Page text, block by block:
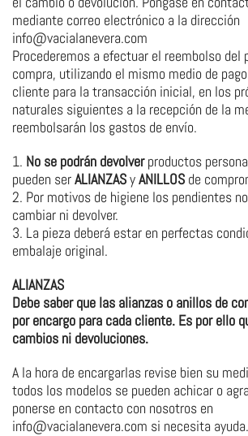
mediante correo electrónico a la dirección
info@vacialanevera.com
Procederemos a efectuar el reembolso del
compra, utilizando el mismo medio de
cliente para la transacción inicial, en los
naturales siguientes a la recepción de la
reembolsarán los gastos de envío.
1. No se podrán devolverproductos
pueden serALIANZASyANILLOS de
2. Por motivos de higiene los pendientes
cambiar ni devolver.
3. La pieza deberá estar en perfectas
embalaje original.
ALIANZAS
Debe saber que las alianzas o anillos de
por encargo para cada cliente. Es por ello
cambios ni devoluciones.
A la hora de encargarlas revise bien su
todos los modelos se pueden achicar o
ponerse en contacto con nosotros en
info@vacialanevera.com si necesita ayuda.